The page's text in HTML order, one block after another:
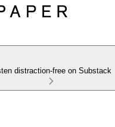
distraction-free on Substack